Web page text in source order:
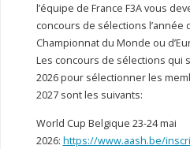
l’équipe de France F3A vous
concours de sélections l’année
Championnat du Monde ou
Les concours de sélections qui
2026 pour sélectionner les
2027 sont les suivants:
World Cup Belgique 23-24 mai
2026: https://www.aash.be/